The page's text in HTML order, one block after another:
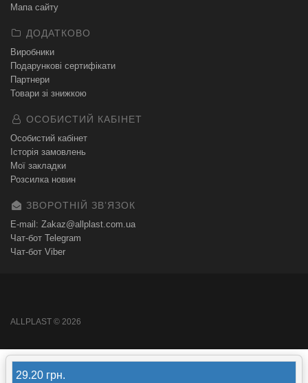
29.20 грн.
Мапа сайту
ДОДАТКОВО
Виробники
Подарункові сертифікати
Партнери
Товари зі знижкою
ОСОБИСТИЙ КАБІНЕТ
Особистий кабінет
Історія замовлень
Мої закладки
Розсилка новин
ЗВОРОТНІЙ ЗВʼЯЗОК
E-mail: Zakaz@allplast.com.ua
Чат-бот Telegram
Чат-бот Viber
ALLPLAST © 2026